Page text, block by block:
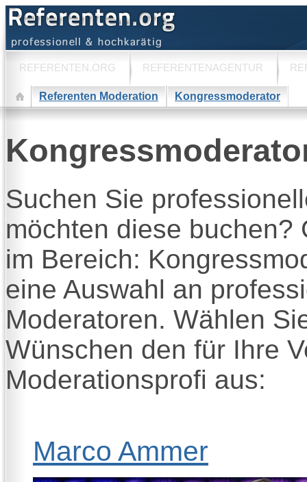
REFERENTEN.ORG REFERENTENAGENTUR
Referenten Moderation Kongressmoderator
Suchen Sie
möchten diese buchen?
im Bereich:
eine Auswahl an
Moderatoren. Wählen
Wünschen den für Ihre
Moderationsprofi aus:
Marco Ammer